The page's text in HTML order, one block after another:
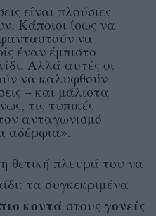
είναι πλούσιες
Κάποιοι ίσως να
να
έναν έμπιστο
Αλλά αυτές οι
να καλυφθούν
– και μάλιστα
τις τυπικές
ανταγωνισμό
αδέρφια».
θετική πλευρά του να
τα συγκεκριμένα
κοντά στους γονείς